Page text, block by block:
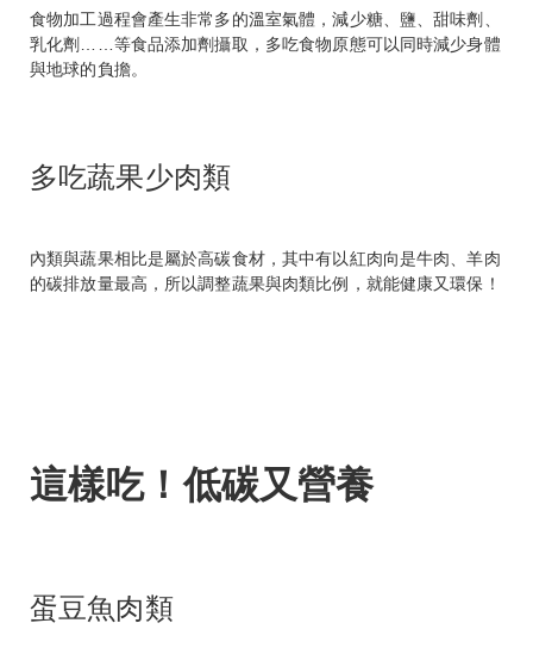
食物加工過程會產生非常多的溫室氣體，減少糖、鹽、甜味劑、
乳化劑……等食品添加劑攝取，多吃食物原態可以同時減少身體
與地球的負擔。
多吃蔬果少肉類
內類與蔬果相比是屬於高碳食材，其中有以紅肉向是牛肉、羊肉
的碳排放量最高，所以調整蔬果與肉類比例，就能健康又環保！
這樣吃！低碳又營養
蛋豆魚肉類